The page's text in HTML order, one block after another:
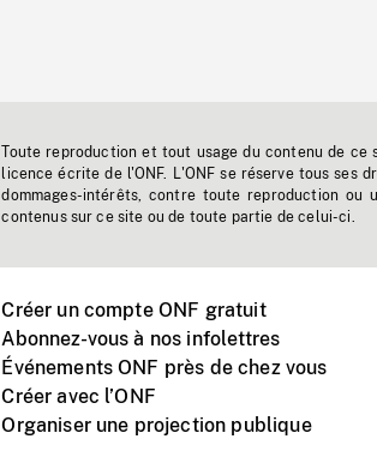
Toute reproduction et tout usage du contenu de
licence écrite de l'ONF. L'ONF se réserve tous ses
dommages-intérêts, contre toute reproduction ou
contenus sur ce site ou de toute partie de celui-ci.
Créer un compte ONF gratuit
Abonnez-vous à nos infolettres
Événements ONF près de chez vous
Créer avec l’ONF
Organiser une projection publique